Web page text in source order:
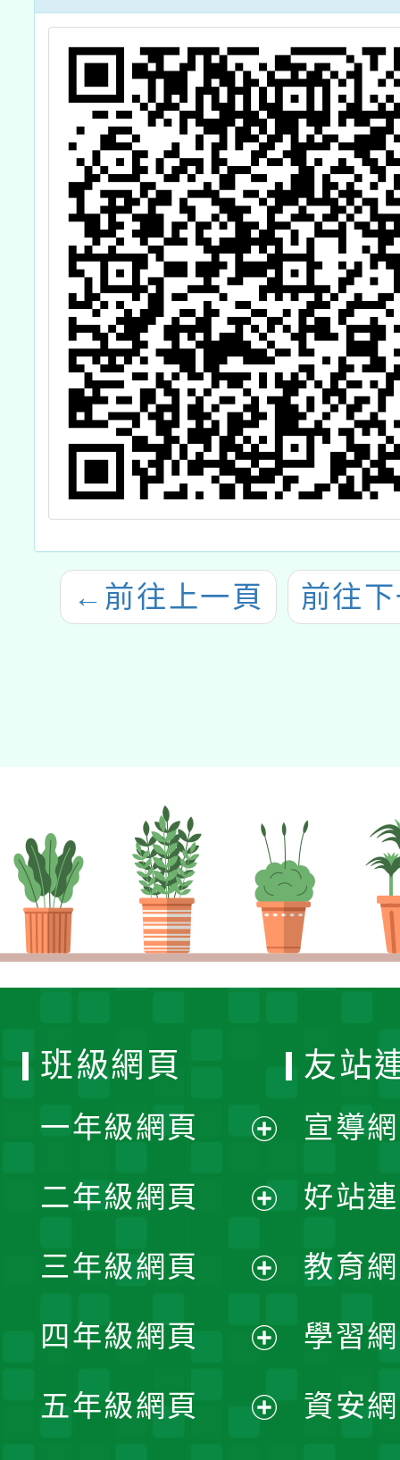
飲食教育指導內
容及規劃」全國
說明會
← 前往上一頁 前往
班級網頁
一年級網頁
開
選
單
二年級網頁
開
選
單
三年級網頁
開
選
四年級網頁
開
五年級網頁
友站
宣導
好站
教育
學習
資安